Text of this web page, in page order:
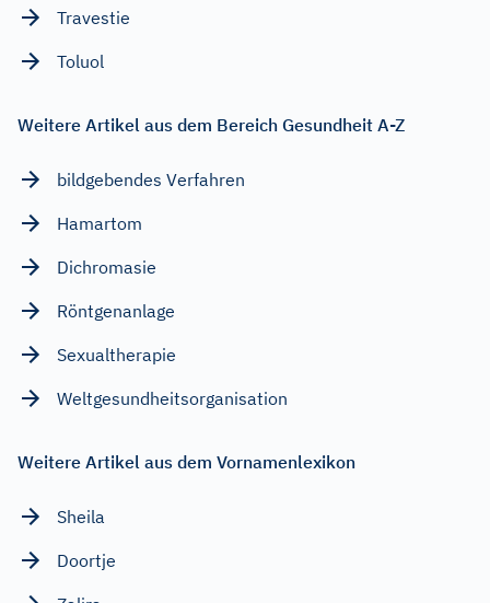
Travestie
Toluol
Weitere Artikel aus dem Bereich Gesundheit A-Z
bildgebendes Verfahren
Hamartom
Dichromasie
Röntgenanlage
Sexualtherapie
Weltgesundheitsorganisation
Weitere Artikel aus dem Vornamenlexikon
Sheila
Doortje